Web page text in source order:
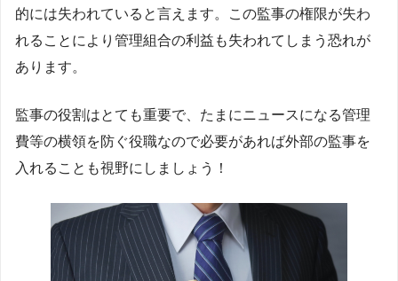
的には失われていると言えます。この監事の権限が失わ
れることにより管理組合の利益も失われてしまう恐れが
あります。
監事の役割はとても重要で、たまにニュースになる管理
費等の横領を防ぐ役職なので必要があれば外部の監事を
入れることも視野にしましょう！